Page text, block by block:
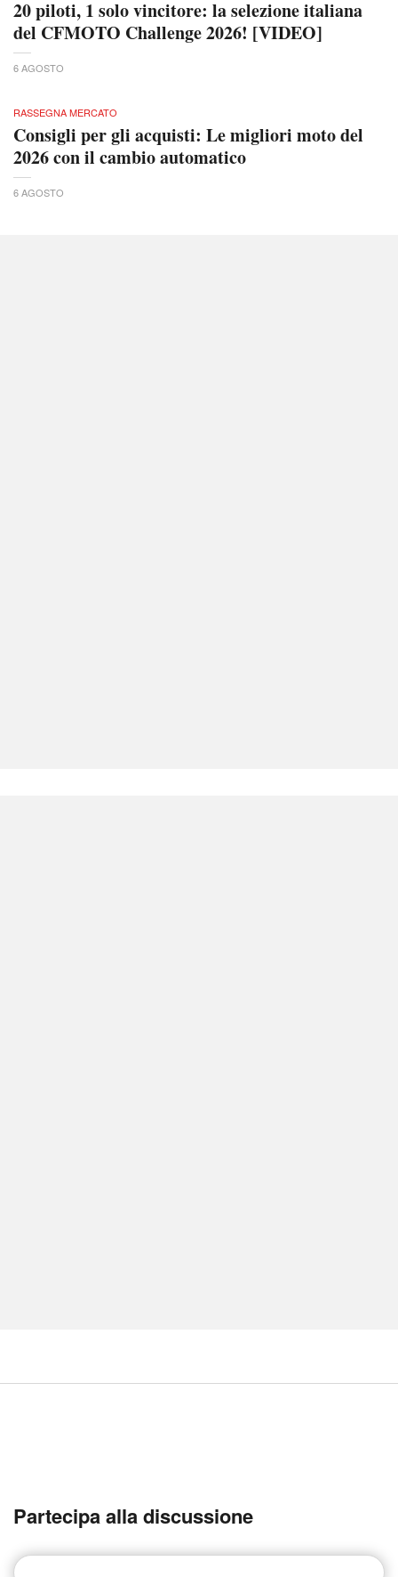
20 piloti, 1 solo vincitore: la selezione italiana
del CFMOTO Challenge 2026! [VIDEO]
6 AGOSTO
RASSEGNA MERCATO
Consigli per gli acquisti: Le migliori moto del
2026 con il cambio automatico
6 AGOSTO
Partecipa alla discussione